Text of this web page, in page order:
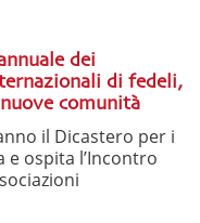
dei
di fedeli,
comunità
il Dicastero per i
e ospita l’Incontro